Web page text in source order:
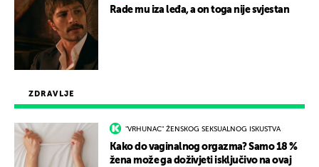
ZDRAVLJE
"VRHUNAC" ŽENSKOG SEKSUALNOG ISKUSTVA
Kako do vaginalnog orgazma? Samo 18 %
žena može ga doživjeti isključivo na ovaj
Rade mu iza leđa, a on toga nije svjestan